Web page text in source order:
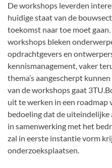
De workshops leverden
huidige staat van de
toekomst naar toe moet
workshops bleken
opdrachtgevers en
kennismanagement, vaker
thema’s aangescherpt
van de workshops gaat
uit te werken in een roadmap
bedoeling dat de
in samenwerking met het
zal in eerste instantie vorm
onderzoeksplaatsen.